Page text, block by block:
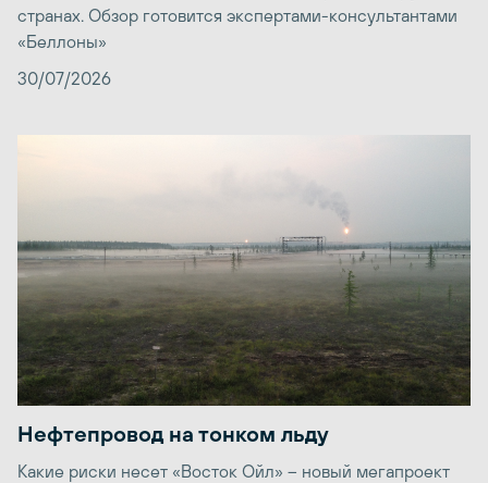
странах. Обзор готовится экспертами-консультантами
«Беллоны»
30/07/2026
Нефтепровод на тонком льду
Какие риски несет «Восток Ойл» – новый мегапроект